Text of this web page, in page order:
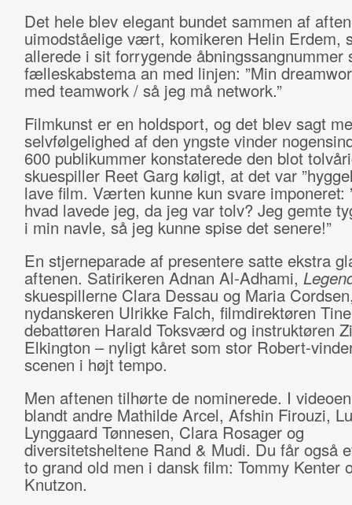
Det hele blev elegant bundet sammen af
uimodståelige vært, komikeren Helin Erdem,
allerede i sit forrygende åbningssangnummer
fælleskabstema an med linjen: ”Min
med teamwork / så jeg må network.”
Filmkunst er en holdsport, og det blev sagt
selvfølgelighed af den yngste vinder
600 publikummer konstaterede den blot
skuespiller Reet Garg køligt, at det var
lave film. Værten kunne kun svare imponeret:
hvad lavede jeg, da jeg var tolv? Jeg gemte
i min navle, så jeg kunne spise det senere!”
En stjerneparade af presentere satte ekstra
aftenen. Satirikeren Adnan Al-Adhami,
skuespillerne Clara Dessau og Maria
nydanskeren Ulrikke Falch, filmdirektøren
debattøren Harald Toksværd og instruktøren
Elkington – nyligt kåret som stor Robert-
scenen i højt tempo.
Men aftenen tilhørte de nominerede. I
blandt andre Mathilde Arcel, Afshin Firouzi,
Lynggaard Tønnesen, Clara Rosager og
diversitetsheltene Rand & Mudi. Du får også
to grand old men i dansk film: Tommy Kenter
Knutzon.